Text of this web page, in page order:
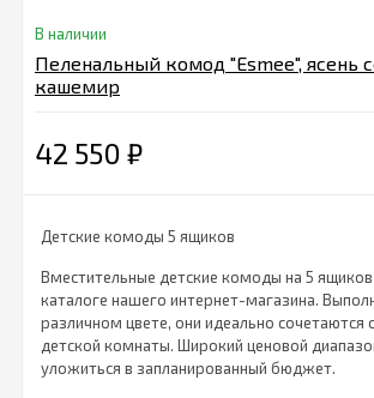
В наличии
Пеленальный комод "Esmee", ясень
кашемир
42 550 ₽
Детские комоды 5 ящиков
Вместительные детские комоды на 5
каталоге нашего интернет-магазина.
различном цвете, они идеально сочетаются
детской комнаты. Широкий ценовой
уложиться в запланированный бюджет.